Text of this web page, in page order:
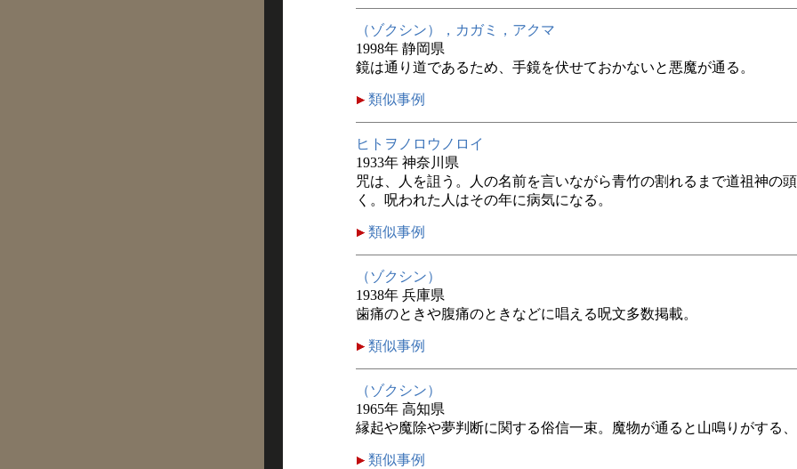
（ゾクシン），カガミ，アクマ
1998年 静岡県
鏡は通り道であるため、手鏡を伏せておかないと悪魔が通る。
類似事例
ヒトヲノロウノロイ
1933年 神奈川県
咒は、人を詛う。人の名前を言いながら青竹の割れるまで道祖神の
く。呪われた人はその年に病気になる。
類似事例
（ゾクシン）
1938年 兵庫県
歯痛のときや腹痛のときなどに唱える呪文多数掲載。
類似事例
（ゾクシン）
1965年 高知県
縁起や魔除や夢判断に関する俗信一束。魔物が通ると山鳴りがする、
類似事例